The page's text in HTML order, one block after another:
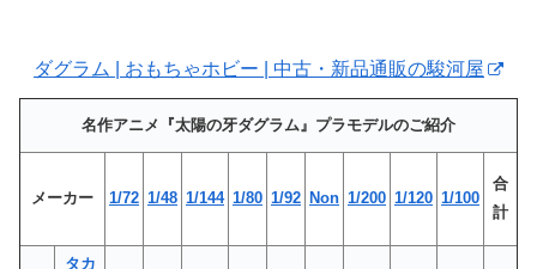
ダグラム | おもちゃホビー | 中古・新品通販の駿河屋
名作アニメ『太陽の牙ダグラム』プラモデルのご紹介
メーカー 1/72 1/48 1/144 1/80 1/92 Non 1/200 1/120 1/100
合
計
タカ